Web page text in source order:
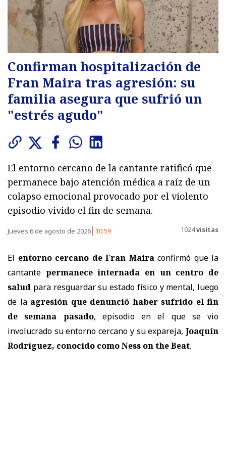
Confirman hospitalización de
Fran Maira tras agresión: su
familia asegura que sufrió un
"estrés agudo"
El entorno cercano de la cantante ratificó que
permanece bajo atención médica a raíz de un
colapso emocional provocado por el violento
episodio vivido el fin de semana.
Jueves 6 de agosto de 2026 10:59 1024visitas
El entorno cercano de Fran Mairaconfirmó que la
cantante permanece internada en un centro de
salud para resguardar su estado físico y mental, luego
de la agresión que denunció haber sufrido el fin
de semana pasado, episodio en el que se vio
involucrado su entorno cercano y su expareja, Joaquín
Rodríguez, conocido como Ness on the Beat.